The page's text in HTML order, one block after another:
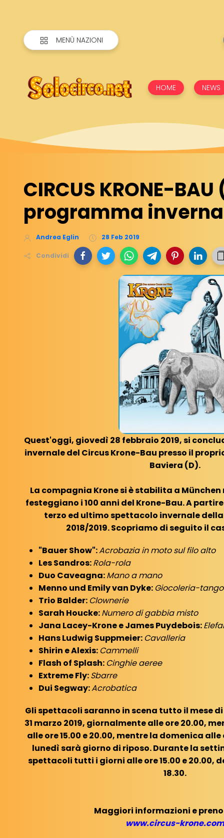
MENÙ NAZIONI
HOME NEWS
CIRCUS KRONE-
programma
Andrea Eglin 28 Feb 2019
Condividi
Quest'oggi, giovedì 28 febbraio 2019, si
invernale del Circus Krone-Bau presso il
Baviera (D).
La compagnia Krone si è stabilita a München
festeggiano i 100 anni del Krone-Bau. A
terzo ed ultimo spettacolo invernale
2018/2019. Scopriamo di seguito il
"Bauer Show":Acrobazia in moto sul filo alto
Les Sandros:Rola-rola
Duo Caveagna:Mano a mano
Menno und Emily van Dyke: Giocoleria-tango
Trio Balder: Clownerie
Sarah Houcke:Numero di gabbia misto
Jana Lacey-Krone e James Puydebois:
Hans Ludwig Suppmeier: Cavalleria
Shirin e Alexis: Cammelli
Flash of Splash: Cinghie aeree
Extreme Fly:Sbarre
Dui Segway:Acrobatica
Gli spettacoli saranno in scena tutto il mese
31 marzo 2019, giornalmente alle ore 20.00,
alle ore 15.00 e 20.00, mentre la domenica alle
lunedì sarà giorno di riposo. Durante la
spettacoli tutti i giorni alle ore 15.00 e 20.00,
18.30.
Maggiori informazioni e
www.circus-